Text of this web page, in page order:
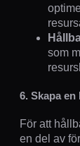
som
6. Skapa
För att
en del av